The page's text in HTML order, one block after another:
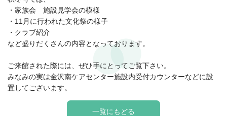
・家族会 施設見学会の模様
・11月に行われた文化祭の様子
・クラブ紹介
など盛りだくさんの内容となっております。
ご来館された際には、ぜひ手にとってご覧下さい。
みなみの実は金沢南ケアセンター施設内受付カウンターなどに設
置してございます。
一覧にもどる